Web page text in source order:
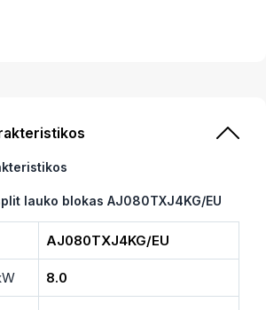
lauko blokas AJ080TXJ4KG/EU
AJ080TXJ4KG/EU
8.0